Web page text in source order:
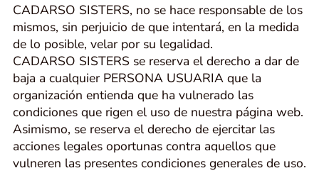
CADARSO SISTERS, no se hace responsable de los
mismos, sin perjuicio de que intentará, en la medida
de lo posible, velar por su legalidad.
CADARSO SISTERS se reserva el derecho a dar de
baja a cualquier PERSONA USUARIA que la
organización entienda que ha vulnerado las
condiciones que rigen el uso de nuestra página web.
Asimismo, se reserva el derecho de ejercitar las
acciones legales oportunas contra aquellos que
vulneren las presentes condiciones generales de uso.